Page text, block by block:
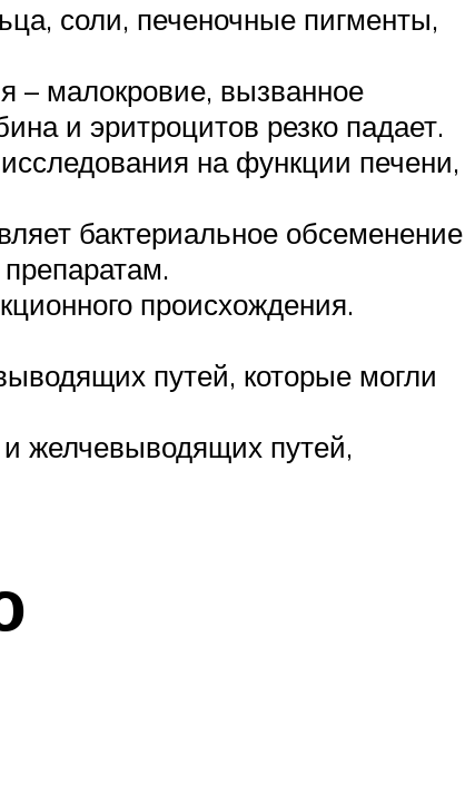
соли, печеночные пигменты,
– малокровие, вызванное
и эритроцитов резко падает.
на функции печени,
бактериальное обсеменение
происхождения.
путей, которые могли
желчевыводящих путей,